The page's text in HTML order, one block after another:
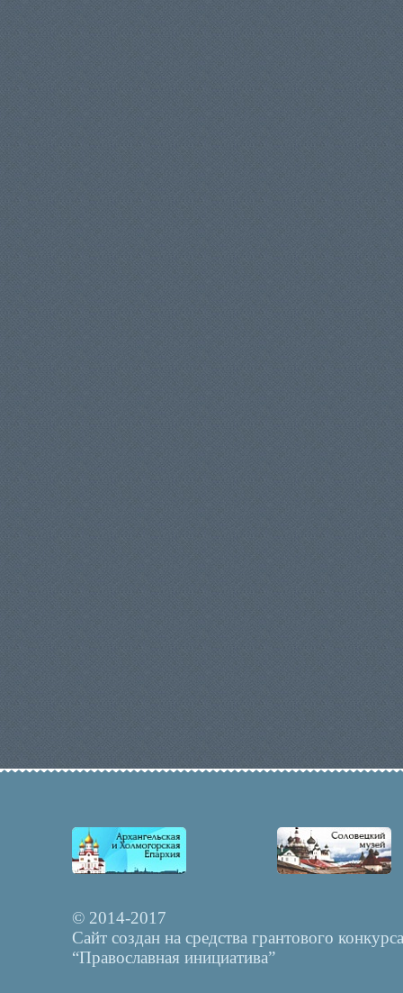
© 2014-2017
Сайт создан на средства грантового конкурса
“Православная инициатива”